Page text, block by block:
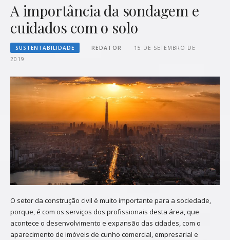
A importância da sondagem e
cuidados com o solo
SUSTENTABILIDADE REDATOR
15 DE SETEMBRO DE
2019
O setor da construção civil é muito importante para a sociedade,
porque, é com os serviços dos profissionais desta área, que
acontece o desenvolvimento e expansão das cidades, com o
aparecimento de imóveis de cunho comercial, empresarial e